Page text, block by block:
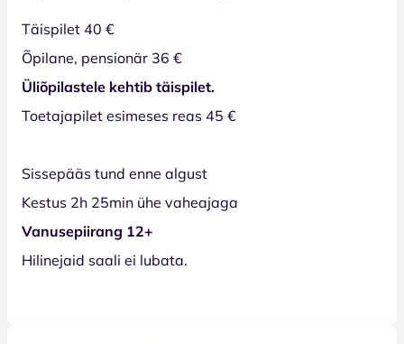
Täispilet 40 €
Õpilane, pensionär 36 €
Üliõpilastele kehtib täispilet.
Toetajapilet esimeses reas 45 €
Sissepääs tund enne algust
Kestus 2h 25min ühe vaheajaga
Vanusepiirang 12+
Hilinejaid saali ei lubata.